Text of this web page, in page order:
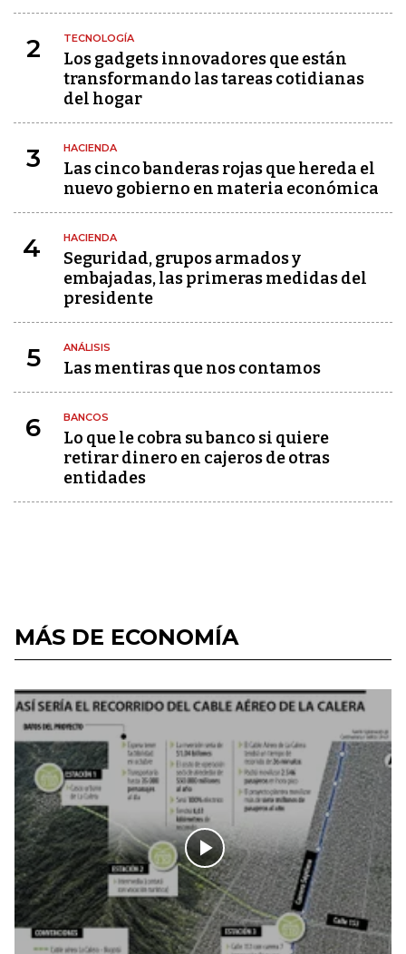
2 TECNOLOGÍA
Los gadgets innovadores que están
transformando las tareas cotidianas
del hogar
3 HACIENDA
Las cinco banderas rojas que hereda el
nuevo gobierno en materia económica
4 HACIENDA
Seguridad, grupos armados y
embajadas, las primeras medidas del
presidente
5 ANÁLISIS
Las mentiras que nos contamos
6 BANCOS
Lo que le cobra su banco si quiere
retirar dinero en cajeros de otras
entidades
MÁS DE ECONOMÍA